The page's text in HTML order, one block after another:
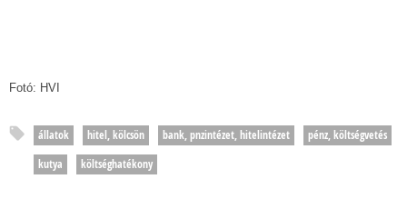
Fotó: HVI
állatok hitel, kölcsön bank, pnzintézet, hitelintézet
pénz, költségvetés
kutya
költséghatékony